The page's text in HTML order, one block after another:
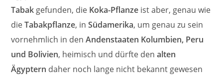
Tabak gefunden, die Koka-Pflanze ist aber, genau wie
dieTabakpflanze, inSüdamerika, um genau zu sein
vornehmlich in denAndenstaaten Kolumbien, Peru
und Bolivien, heimisch und dürfte denalten
Ägyptern daher noch lange nicht bekannt gewesen